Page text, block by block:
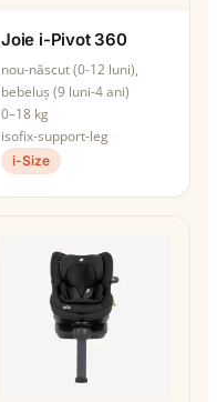
Joie i-Pivot 360
nou-născut (0-12 luni),
bebeluș (9 luni-4 ani)
0–18 kg
isofix-support-leg
i-Size